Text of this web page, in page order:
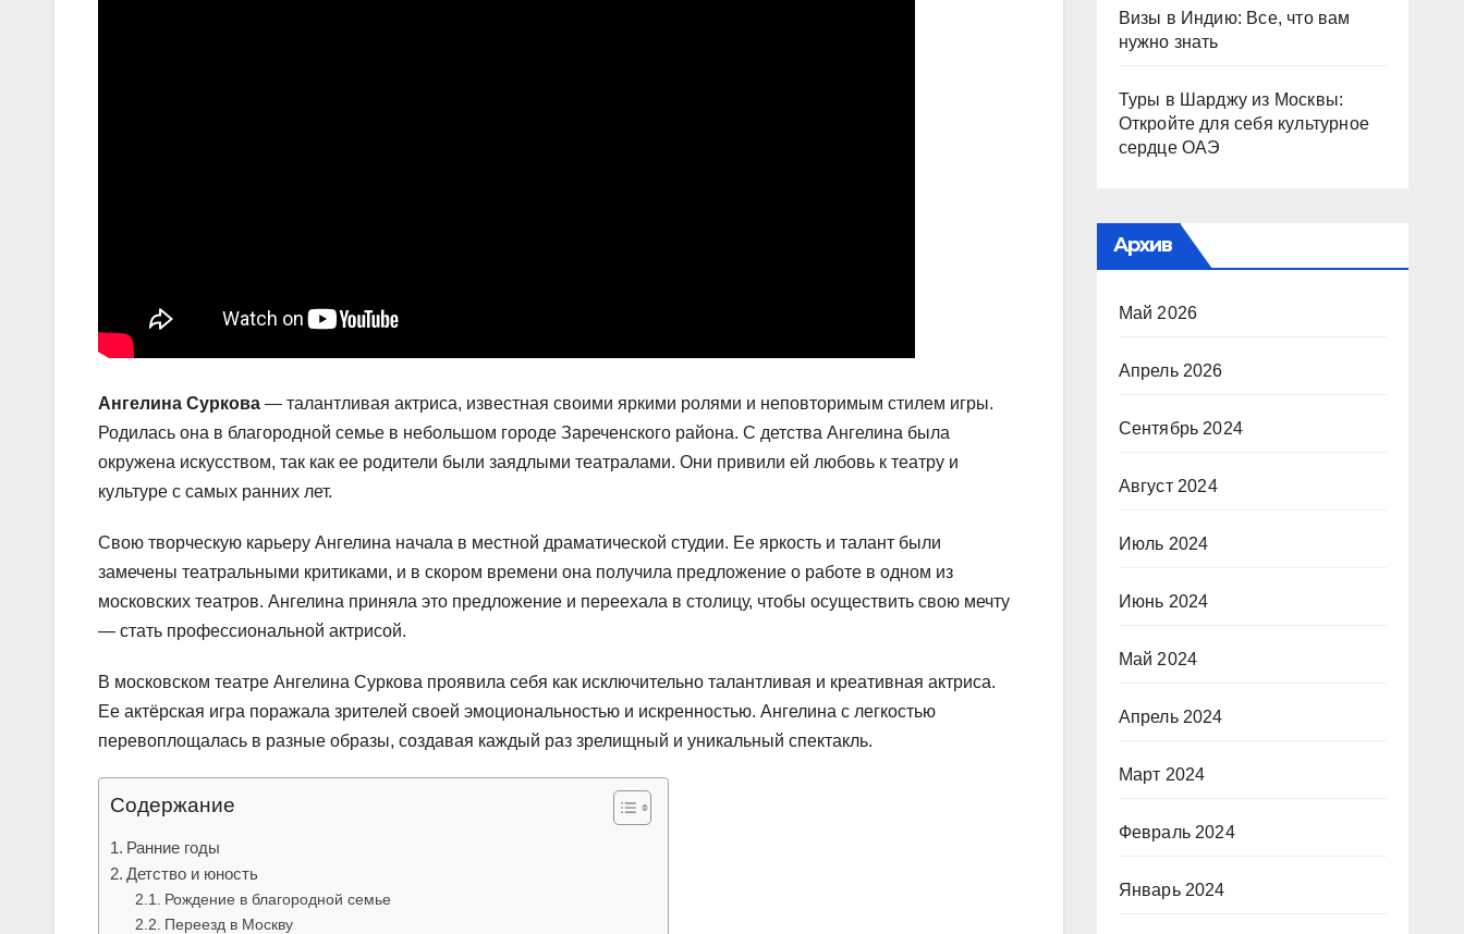
Ангелина Суркова — талантливая актриса, известная своими яркими ролями и неповторимым стилем игры.
Родилась она в благородной семье в небольшом городе Зареченского района. С детства Ангелина была
окружена искусством, так как ее родители были заядлыми театралами. Они привили ей любовь к театру и
культуре с самых ранних лет.
Свою творческую карьеру Ангелина начала в местной драматической студии. Ее яркость и талант были
замечены театральными критиками, и в скором времени она получила предложение о работе в одном из
московских театров. Ангелина приняла это предложение и переехала в столицу, чтобы осуществить свою мечту
— стать профессиональной актрисой.
В московском театре Ангелина Суркова проявила себя как исключительно талантливая и креативная актриса.
Ее актёрская игра поражала зрителей своей эмоциональностью и искренностью. Ангелина с легкостью
перевоплощалась в разные образы, создавая каждый раз зрелищный и уникальный спектакль.
Содержание
Ранние годы
Детство и юность
Рождение в благородной семье
Переезд в Москву
Визы в Индию: Все, что вам
нужно знать
Туры в Шарджу из Москвы:
Откройте для себя культурное
сердце ОАЭ
Архив
Май 2026
Апрель 2026
Сентябрь 2024
Август 2024
Июль 2024
Июнь 2024
Май 2024
Апрель 2024
Март 2024
Февраль 2024
Январь 2024